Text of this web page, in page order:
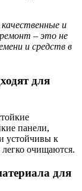
и
– это не
и средств в
для
панели,
устойчивы к
очищаются.
для